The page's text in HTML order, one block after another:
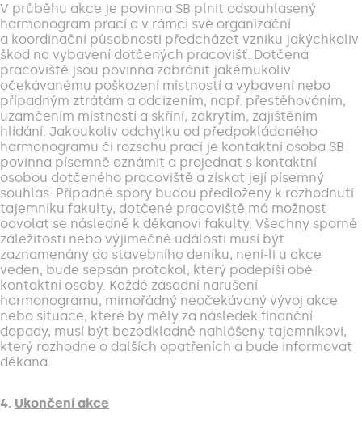
V průběhu akce je povinna SB plnit odsouhlasený
harmonogram prací a v rámci své organizační
a koordinační působnosti předcházet vzniku jakýchkoliv
škod na vybavení dotčených pracovišť. Dotčená
pracoviště jsou povinna zabránit jakémukoliv
očekávanému poškození místností a vybavení nebo
případným ztrátám a odcizením, např. přestěhováním,
uzamčením místností a skříní, zakrytím, zajištěním
hlídání. Jakoukoliv odchylku od předpokládaného
harmonogramu či rozsahu prací je kontaktní osoba SB
povinna písemně oznámit a projednat s kontaktní
osobou dotčeného pracoviště a získat její písemný
souhlas. Případné spory budou předloženy k rozhodnutí
tajemníku fakulty, dotčené pracoviště má možnost
odvolat se následně k děkanovi fakulty. Všechny sporné
záležitosti nebo výjimečné události musí být
zaznamenány do stavebního deníku, není-li u akce
veden, bude sepsán protokol, který podepíší obě
kontaktní osoby. Každé zásadní narušení
harmonogramu, mimořádný neočekávaný vývoj akce
nebo situace, které by měly za následek finanční
dopady, musí být bezodkladně nahlášeny tajemníkovi,
který rozhodne o dalších opatřeních a bude informovat
děkana.
4. Ukončení akce